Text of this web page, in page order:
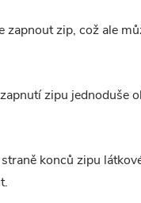
zapnout zip, což ale
zipu jednoduše
konců zipu